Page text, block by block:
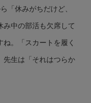
「休みがちだけど、
み中の部活も欠席して
。「スカートを履く
先生は「それはつらか